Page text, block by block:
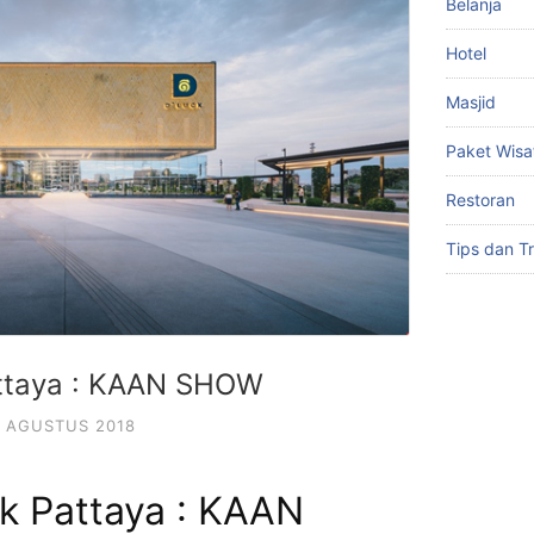
: KAAN SHOW
AGUSTUS 2018
Pattaya : KAAN
Belanja
Hotel
Masjid
Paket
Restoran
Tips dan